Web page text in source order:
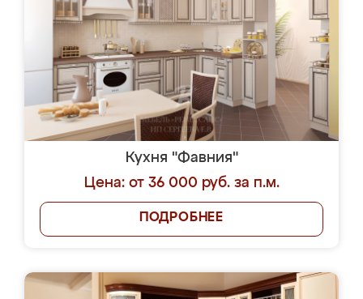
Кухня "Фавния"
Цена: от 36 000 руб. за п.м.
ПОДРОБНЕЕ